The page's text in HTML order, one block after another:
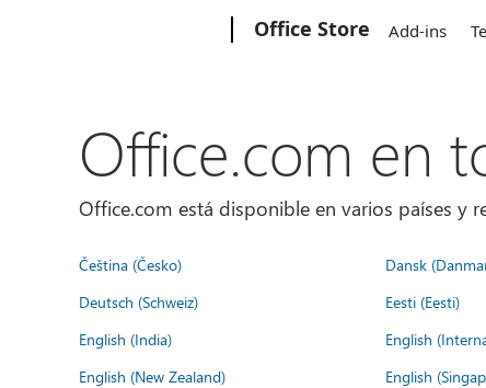
Office Store Add-ins
Office.com en
Office.com está disponible en varios países y
Čeština (Česko) Dansk
Deutsch (Schweiz)
Eesti (Eesti)
English (India)
English
English (New Zealand)
English